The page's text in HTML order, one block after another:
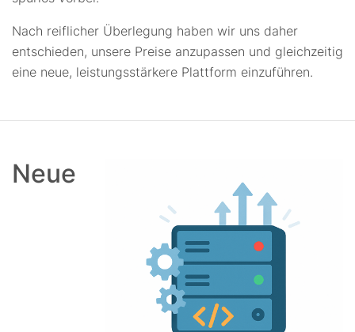
Nach reiflicher Überlegung haben wir uns daher
entschieden, unsere Preise anzupassen und gleichzeitig
eine neue, leistungsstärkere Plattform einzuführen.
Neue